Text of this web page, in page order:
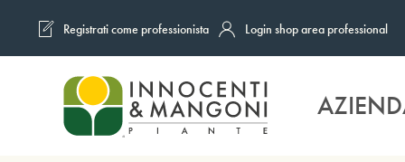
Skip to main content
Registrati come professionista Login shop area professional